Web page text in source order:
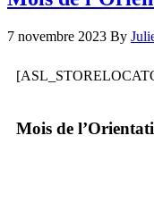
7 novembre 2023 By
Mois de